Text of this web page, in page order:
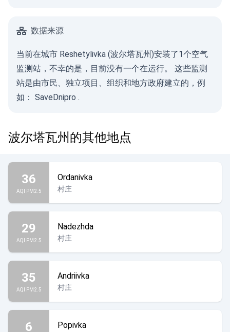
数据来源
当前在城市 Reshetylivka (波尔塔瓦州)安装了1个空气
监测站，不幸的是，目前没有一个在运行。 这些监测
站是由市民、独立项目、组织和地方政府建立的，例
如： SaveDnipro .
波尔塔瓦州的其他地点
36
AQI PM2.5
Ordanivka
村庄
29
AQI PM2.5
Nadezhda
村庄
35
AQI PM2.5
Andriivka
村庄
6 Popivka